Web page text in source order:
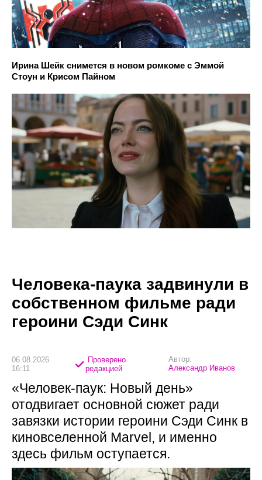
Ирина Шейк снимется в новом ромкоме с Эммой
Стоун и Крисом Пайном
Человека-паука задвинули в
собственном фильме ради
героини Сэди Синк
06.08.2026
16:11
Проверено
редакцией
Автор:
Александр Иванов
«Человек-паук: Новый день»
отодвигает основной сюжет ради
завязки истории героини Сэди Синк в
киновселенной Marvel, и именно
здесь фильм оступается.